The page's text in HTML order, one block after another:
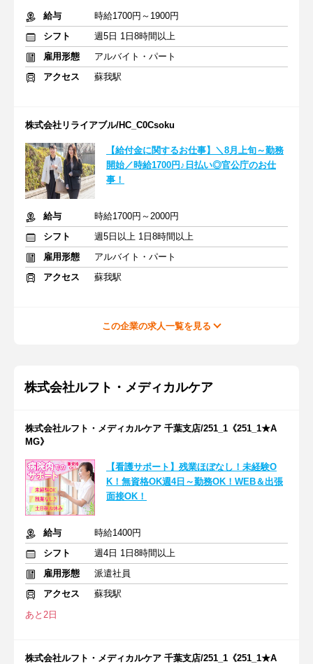
給与
時給1700円～1900円
シフト
週5日 1日8時間以上
雇用形態
アルバイト・パート
アクセス
蘇我駅
株式会社リライアブル/HC_C0Csoku
【給付金に関するお仕事】＼8月上旬～勤務
開始／時給1700円♪日払い◎官公庁のお仕
事！
給与
時給1700円～2000円
シフト
週5日以上 1日8時間以上
雇用形態
アルバイト・パート
アクセス
蘇我駅
この企業の求人一覧を見る
株式会社ルフト・メディカルケア
株式会社ルフト・メディカルケア 千葉支店/251_1《251_1★A
MG》
【看護サポート】残業ほぼなし！未経験O
K！無資格OK週4日～勤務OK！WEB＆出張
面接OK！
給与
時給1400円
シフト
週4日 1日8時間以上
雇用形態
派遣社員
アクセス
蘇我駅
あと2日
株式会社ルフト・メディカルケア 千葉支店/251_1《251_1★A